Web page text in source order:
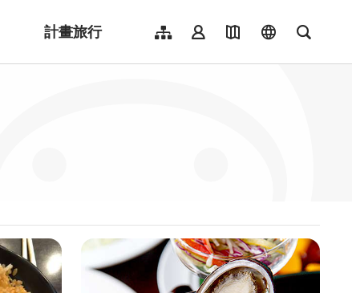
計畫旅行
網站導覽會員登入地圖導覽language
Người việt nam
全文檢